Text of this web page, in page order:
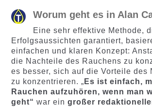
en
en
Worum geht es in Alan
Eine sehr effektive Methode,
Erfolgsaussichten garantiert,
einfachen und klaren Konzept:
die Nachteile des Rauchens zu
es besser, sich auf die Vorteile des
zu konzentrieren. „ Es ist einfach,
Rauchen aufzuhören, wenn man
geht“ war ein großer